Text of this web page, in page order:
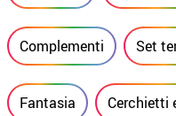
Complementi Set
Fantasia Cerchietti